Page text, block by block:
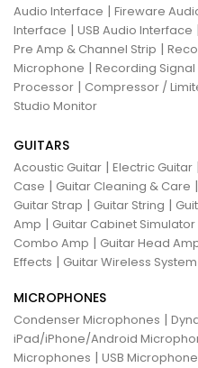
Audio Interface | Fireware
Interface | USB Audio Interface |
Pre Amp & Channel Strip |
Microphone | Recording
Processor | Compressor /
Studio Monitor
GUITARS
Acoustic Guitar | Electric Guitar |
Case | Guitar Cleaning & Care |
Guitar Strap | Guitar String |
Amp | Guitar Cabinet Simulator
Combo Amp | Guitar Head
Effects | Guitar Wireless System
MICROPHONES
Condenser Microphones |
iPad/iPhone/Android
Microphones | USB